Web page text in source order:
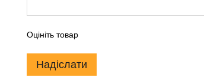
Оцініть товар
Надіслати